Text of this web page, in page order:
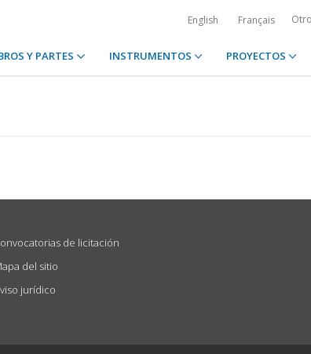
English Français
Y PARTES INSTRUMENTOS PROYECTOS
de licitación
del sitio
jurídico